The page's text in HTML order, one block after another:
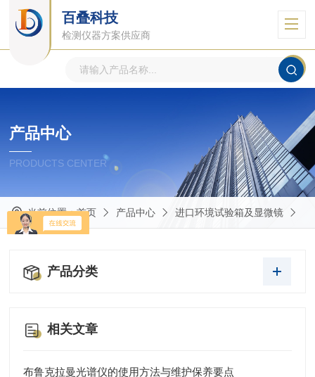
百叠科技
检测仪器方案供应商
产品中心
PRODUCTS CENTER
当前位置：首页 产品中心 进口环境试验箱及显微镜
产品分类
相关文章
布鲁克拉曼光谱仪的使用方法与维护保养要点